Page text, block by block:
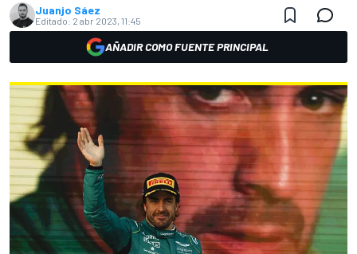
Juanjo Sáez
Editado: 2 abr 2023, 11:45
AÑADIR COMO FUENTE PRINCIPAL